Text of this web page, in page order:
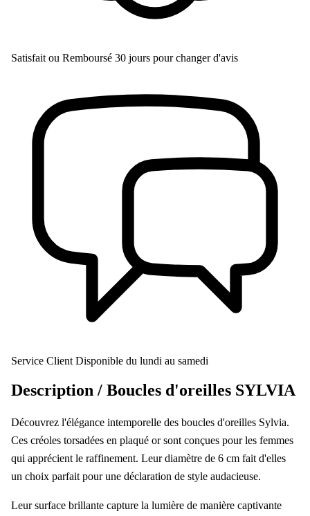
Satisfait ou Remboursé 30 jours pour changer d'avis
Service Client Disponible du lundi au samedi
Description / Boucles d'oreilles SYLVIA
Découvrez l'élégance intemporelle des boucles d'oreilles Sylvia.
Ces créoles torsadées en plaqué or sont conçues pour les femmes
qui apprécient le raffinement. Leur diamètre de 6 cm fait d'elles
un choix parfait pour une déclaration de style audacieuse.
Leur surface brillante capture la lumière de manière captivante